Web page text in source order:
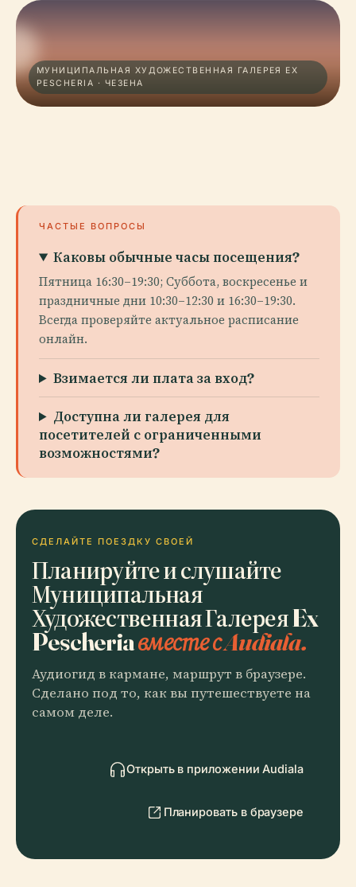
МУНИЦИПАЛЬНАЯ ХУДОЖЕСТВЕННАЯ ГАЛЕРЕЯ EX
PESCHERIA · ЧЕЗЕНА
ЧАСТЫЕ ВОПРОСЫ
Каковы обычные часы посещения?
Пятница 16:30–19:30; Суббота, воскресенье и
праздничные дни 10:30–12:30 и 16:30–19:30.
Всегда проверяйте актуальное расписание
онлайн.
Взимается ли плата за вход?
Доступна ли галерея для
посетителей с ограниченными
возможностями?
СДЕЛАЙТЕ ПОЕЗДКУ СВОЕЙ
Планируйте и слушайте
Муниципальная
Художественная Галерея Ex
Pescheriaвместе с Audiala.
Аудиогид в кармане, маршрут в браузере.
Сделано под то, как вы путешествуете на
самом деле.
Открыть в приложении Audiala
Планировать в браузере